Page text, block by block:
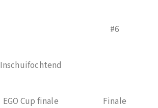
#6
Inschuifochtend
EGO Cup finale Finale